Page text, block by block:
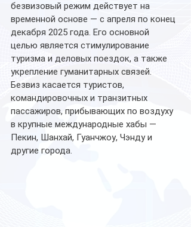
безвизовый режим действует на
временной основе — с апреля по конец
декабря 2025 года. Его основной
целью является стимулирование
туризма и деловых поездок, а также
укрепление гуманитарных связей.
Безвиз касается туристов,
командировочных и транзитных
пассажиров, прибывающих по воздуху
в крупные международные хабы —
Пекин, Шанхай, Гуанчжоу, Чэнду и
другие города.